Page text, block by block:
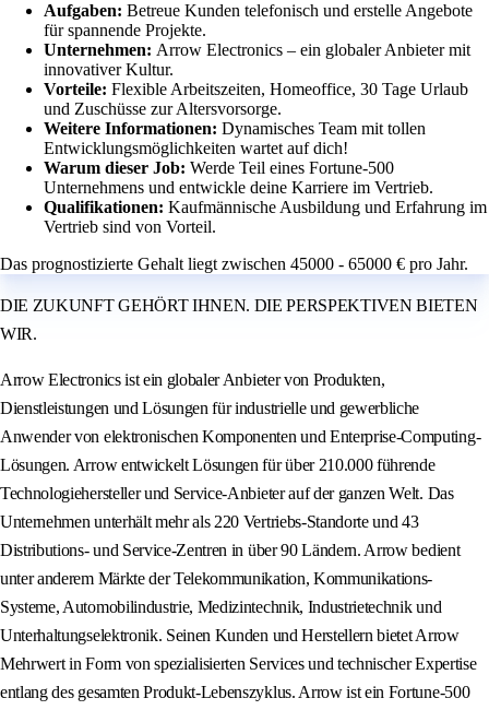
Aufgaben: Betreue Kunden telefonisch und erstelle Angebote
für spannende Projekte.
Unternehmen: Arrow Electronics – ein globaler Anbieter mit
innovativer Kultur.
Vorteile: Flexible Arbeitszeiten, Homeoffice, 30 Tage Urlaub
und Zuschüsse zur Altersvorsorge.
Weitere Informationen: Dynamisches Team mit tollen
Entwicklungsmöglichkeiten wartet auf dich!
Warum dieser Job: Werde Teil eines Fortune-500
Unternehmens und entwickle deine Karriere im Vertrieb.
Qualifikationen: Kaufmännische Ausbildung und Erfahrung im
Vertrieb sind von Vorteil.
Das prognostizierte Gehalt liegt zwischen 45000 - 65000 € pro Jahr.
DIE ZUKUNFT GEHÖRT IHNEN. DIE PERSPEKTIVEN BIETEN
WIR.
Arrow Electronics ist ein globaler Anbieter von Produkten,
Dienstleistungen und Lösungen für industrielle und gewerbliche
Anwender von elektronischen Komponenten und Enterprise-Computing-
Lösungen. Arrow entwickelt Lösungen für über 210.000 führende
Technologiehersteller und Service-Anbieter auf der ganzen Welt. Das
Unternehmen unterhält mehr als 220 Vertriebs-Standorte und 43
Distributions- und Service-Zentren in über 90 Ländern. Arrow bedient
unter anderem Märkte der Telekommunikation, Kommunikations-
Systeme, Automobilindustrie, Medizintechnik, Industrietechnik und
Unterhaltungselektronik. Seinen Kunden und Herstellern bietet Arrow
Mehrwert in Form von spezialisierten Services und technischer Expertise
entlang des gesamten Produkt-Lebenszyklus. Arrow ist ein Fortune-500